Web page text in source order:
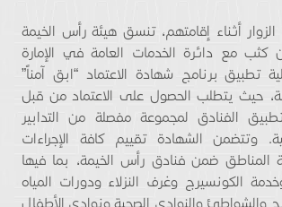
أثناء إقامتهم، تنسق هيئة رأس الخيمة
كثب مع دائرة الخدمات العامة في الإمارة
تطبيق برنامج شهادة الاعتماد “ابق آمناً”
حيث يتطلب الحصول على الاعتماد من قبل
الفنادق لمجموعة مفصلة من التدابير
وتتضمن الشهادة تقييم كافة الإجراءات
المناطق ضمن فنادق رأس الخيمة، بما فيها
الكونسيرج وغرف النزلاء ودورات المياه